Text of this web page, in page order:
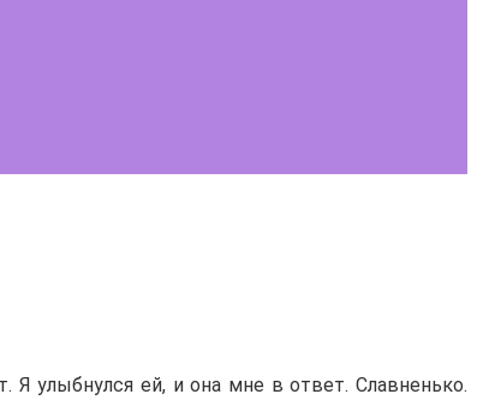
улыбнулся ей, и она мне в ответ. Славненько.